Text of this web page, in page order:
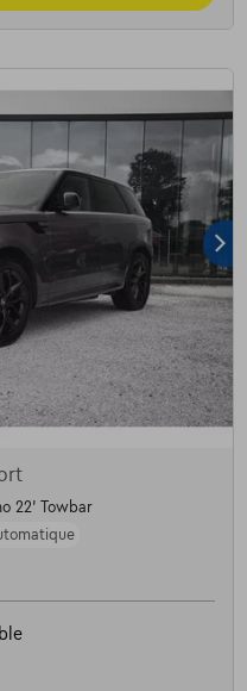
22' Towbar